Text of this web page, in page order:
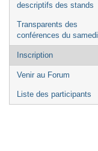
descriptifs des stands
Transparents des
conférences du samedi
Inscription
Venir au Forum
Liste des participants